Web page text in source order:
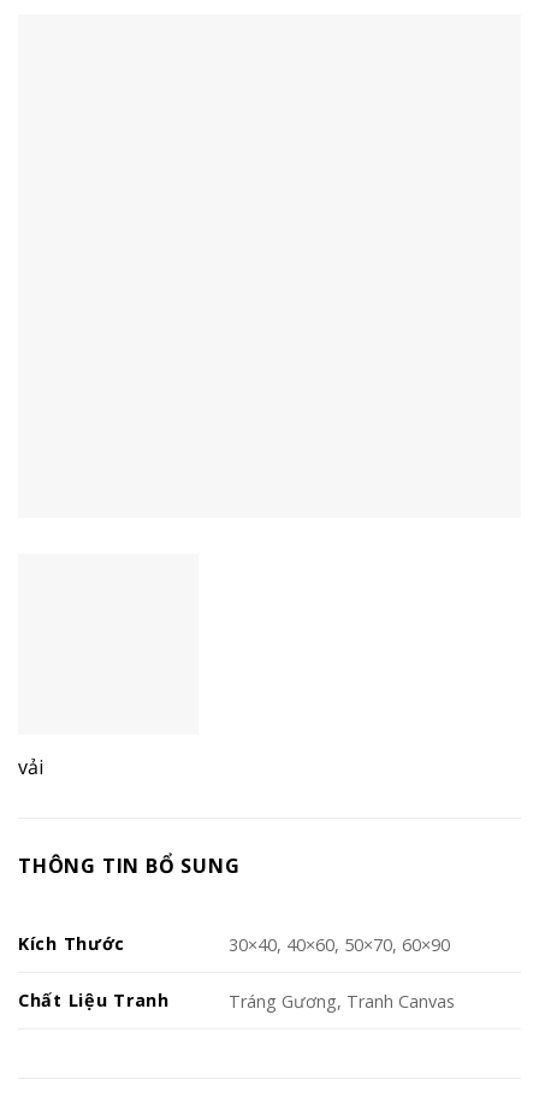
vải
THÔNG TIN BỔ SUNG
Kích Thước 30×40, 40×60, 50×70, 60×90
Chất Liệu Tranh Tráng Gương, Tranh Canvas